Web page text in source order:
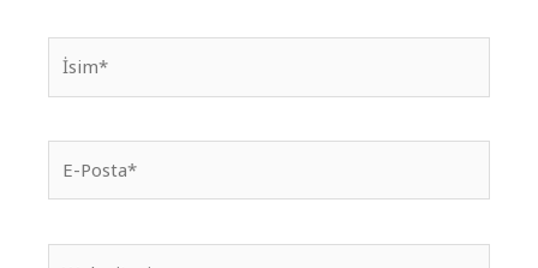
İsim*
Posta*